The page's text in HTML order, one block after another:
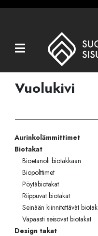
Kaikki tuotteet
Takat
Hormit
Ulkotulisijat
Kiukaat
Muut tuotteet
Palvelut
Vuolukivi
Aurinkolämmittimet
Biotakat
Bioetanoli biotakkaan
Biopolttimet
Pöytäbiotakat
Riippuvat biotakat
Seinään kiinnitettävät
Vapaasti seisovat biotakat
Design takat